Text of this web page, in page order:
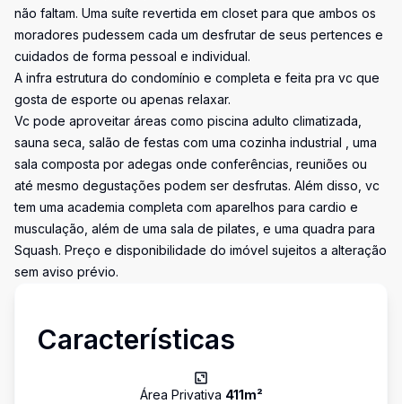
não faltam. Uma suíte revertida em closet para que ambos os
moradores pudessem cada um desfrutar de seus pertences e
cuidados de forma pessoal e individual.
A infra estrutura do condomínio e completa e feita pra vc que
gosta de esporte ou apenas relaxar.
Vc pode aproveitar áreas como piscina adulto climatizada,
sauna seca, salão de festas com uma cozinha industrial , uma
sala composta por adegas onde conferências, reuniões ou
até mesmo degustações podem ser desfrutas. Além disso, vc
tem uma academia completa com aparelhos para cardio e
musculação, além de uma sala de pilates, e uma quadra para
Squash. Preço e disponibilidade do imóvel sujeitos a alteração
sem aviso prévio.
Características
Área Privativa 411m²